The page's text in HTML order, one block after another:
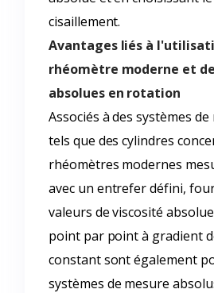
cisaillement.
Avantages liés à
rhéomètre moderne et
absolues en rotation
Associés à des systèmes
tels que des cylindres
rhéomètres modernes
avec un entrefer défini,
valeurs de viscosité
point par point à gradient
constant sont également
systèmes de mesure